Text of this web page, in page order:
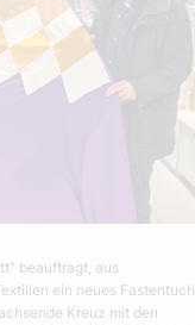
beauftragt, aus
ein neues Fastentuch
Kreuz mit den